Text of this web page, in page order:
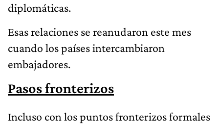
diplomáticas.
Esas relaciones se reanudaron este mes
cuando los países intercambiaron
embajadores.
Pasos fronterizos
Incluso con los puntos fronterizos formales